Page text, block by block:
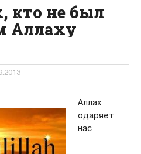
кто не был
Аллаху
Аллах
одаряет
нас